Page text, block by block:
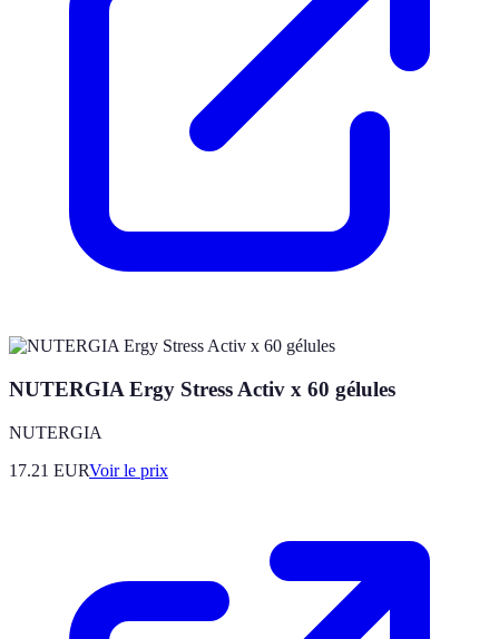
NUTERGIA Ergy Stress Activ x 60 gélules
NUTERGIA
17.21 EURVoir le prix